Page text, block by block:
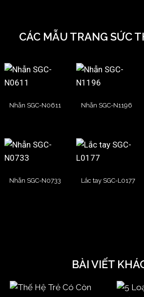
CÁC MẪU TRANG SỨC
Nhẫn SGC-N0611 Nhẫn SGC-N1196
Nhẫn SGC-N0733 Lắc tay SGC-L0177
BÀI VIẾT